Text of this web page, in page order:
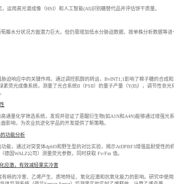
，运用高光谱成像（HSI）和人工智能(AI)识别糖替代品并评估饼干质量。
藤水分状况方面潜力巨大。但仍需增加低水分胁迫数据、按单株分析数据等
迫响应中的关键作用。通过调控肌醇的转运，BvINT1;1影响了棉子糖的合成
素荧光成像系统，测量了光合系统II（PSII）的量子产量（Y(II)），调节性非
通量化学筛选系统，发现并验证了蒽醌衍生物(如A1N和A4N)能够通过增强光
影响，为农业抗逆化学品的开发提供了新策略。
功能分析
能，通过对突变体dpbf3和野生型的对比实验，揭示AtDPBF3增强盐耐受性
德国WALZ公司）测量荧光参数，同时获取 Fv/Fm 值。
应激，有效减轻果实冷害
柿的冷害、乙烯产生、质地特征、氧化应激和抗氧化能力的影响。研究中使